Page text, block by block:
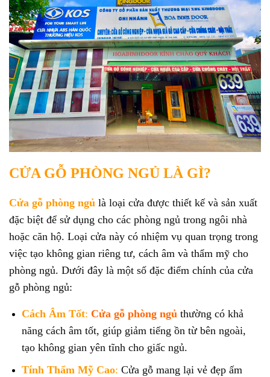
CỬA GỖ PHÒNG NGỦ LÀ GÌ?
Cửa gỗ phòng ngủ là loại cửa được thiết kế và sản xuất
đặc biệt để sử dụng cho các phòng ngủ trong ngôi nhà
hoặc căn hộ. Loại cửa này có nhiệm vụ quan trọng trong
việc tạo không gian riêng tư, cách âm và thẩm mỹ cho
phòng ngủ. Dưới đây là một số đặc điểm chính của cửa
gỗ phòng ngủ:
Cách Âm Tốt: Cửa gỗ phòng ngủ thường có khả
năng cách âm tốt, giúp giảm tiếng ồn từ bên ngoài,
tạo không gian yên tĩnh cho giấc ngủ.
Tính Thẩm Mỹ Cao: Cửa gỗ mang lại vẻ đẹp ấm